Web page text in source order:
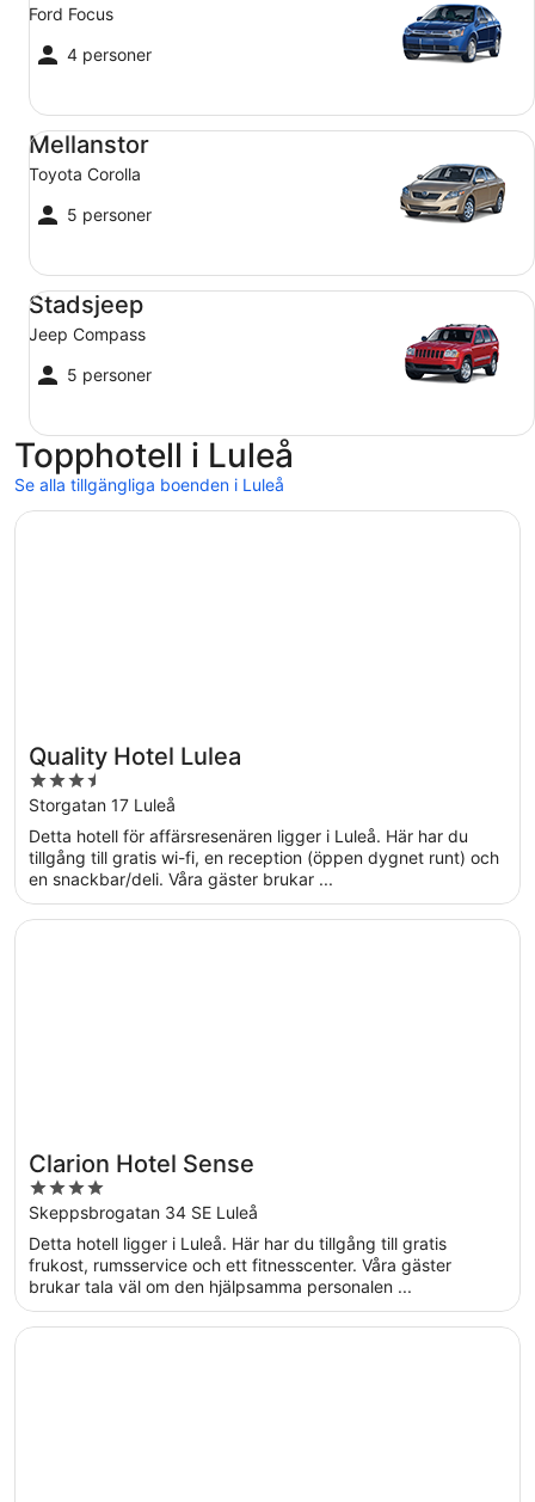
Ford Focus
4 personer
Mellanstor
Toyota Corolla
5 personer
Mellanstor Toyota Corolla
Stadsjeep
Jeep Compass
5 personer
Stadsjeep Jeep Compass
Topphotell i Luleå
Se alla tillgängliga boenden i Luleå
Quality Hotel Lulea
3.5
out
of
5
Storgatan 17 Luleå
Detta hotell för affärsresenären ligger i Luleå. Här har du
tillgång till gratis wi-fi, en reception (öppen dygnet runt) och
en snackbar/deli. Våra gäster brukar ...
Öppnas i ett nytt fönster
Quality Hotel Lulea
Clarion Hotel Sense
4
out
of
5
Skeppsbrogatan 34 SE Luleå
Detta hotell ligger i Luleå. Här har du tillgång till gratis
frukost, rumsservice och ett fitnesscenter. Våra gäster
brukar tala väl om den hjälpsamma personalen ...
Öppnas i ett nytt fönster
Clarion Hotel Sense
Öppnas i ett nytt fönster
Best Western Plus Savoy Lulea